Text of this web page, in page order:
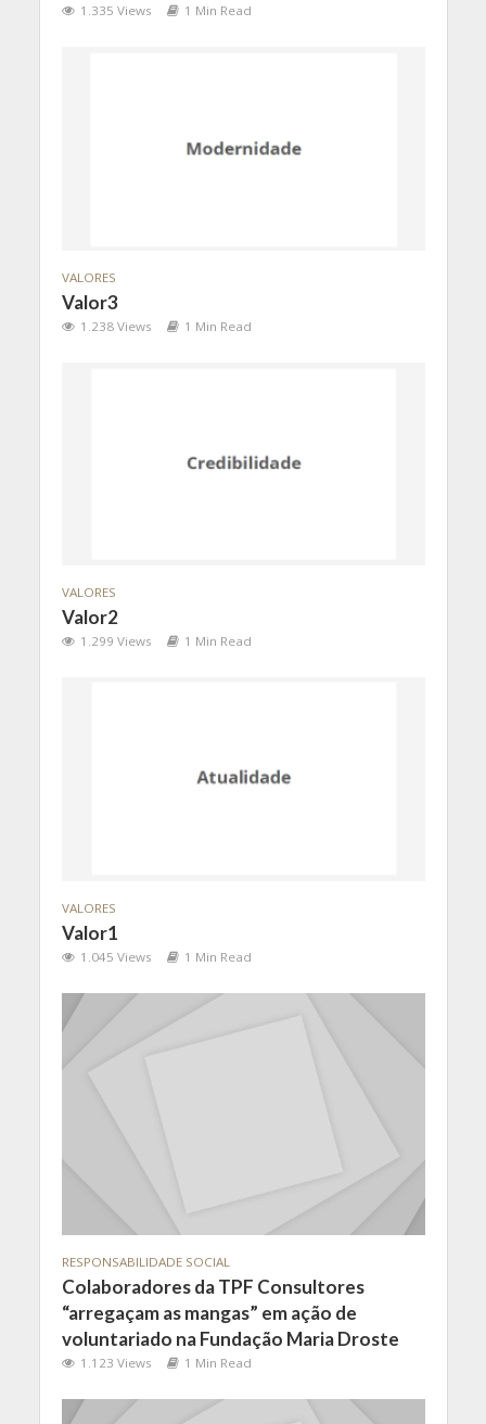
1.335 Views 1 Min Read
VALORES
Valor3
1.238 Views 1 Min Read
VALORES
Valor2
1.299 Views 1 Min Read
VALORES
Valor1
1.045 Views 1 Min Read
RESPONSABILIDADE SOCIAL
Colaboradores da TPF Consultores
“arregaçam as mangas” em ação de
voluntariado na Fundação Maria Droste
1.123 Views 1 Min Read